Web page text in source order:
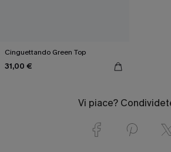
Cinguettando Green Top
31,00 €
Vi piace?